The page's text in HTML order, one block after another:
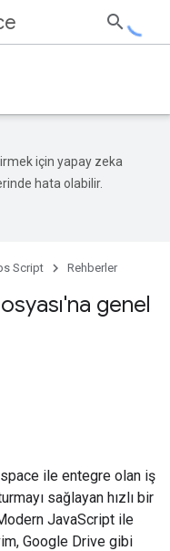
için yapay zeka
hata olabilir.
Script Rehberler
genel
ile entegre olan iş
sağlayan hızlı bir
JavaScript ile
Google Drive gibi